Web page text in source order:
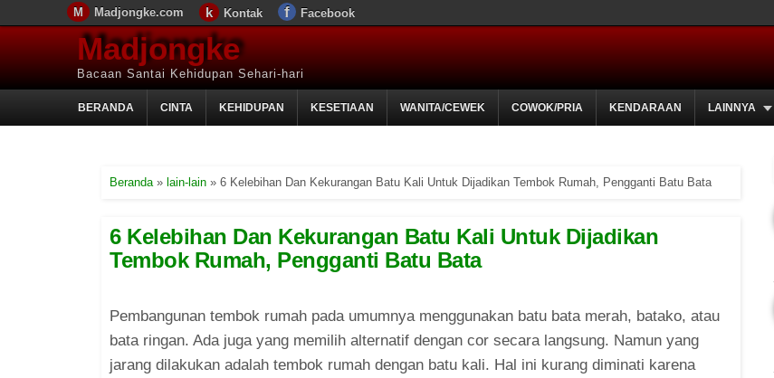
Madjongke.com Kontak Facebook
Madjongke
Bacaan Santai Kehidupan Sehari-hari
BERANDA CINTA KEHIDUPAN KESETIAAN WANITA/CEWEK COWOK/PRIA KENDARAAN LAINNYA
Beranda» lain-lain » 6 Kelebihan Dan Kekurangan Batu Kali Untuk Dijadikan Tembok Rumah, Pengganti Batu Bata
6 Kelebihan Dan Kekurangan Batu Kali Untuk Dijadikan
Tembok Rumah, Pengganti Batu Bata
Pembangunan tembok rumah pada umumnya menggunakan batu bata merah, batako, atau
bata ringan. Ada juga yang memilih alternatif dengan cor secara langsung. Namun yang
jarang dilakukan adalah tembok rumah dengan batu kali. Hal ini kurang diminati karena